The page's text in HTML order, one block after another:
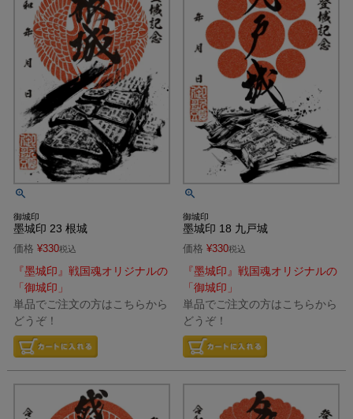
御城印
墨城印 23 根城
価格 ¥330税込
『墨城印』戦国魂オリジナルの
「御城印」
単品でご注文の方はこちらから
どうぞ！
御城印
墨城印 18 九戸城
価格 ¥330税込
『墨城印』戦国魂オリジナルの
「御城印」
単品でご注文の方はこちらから
どうぞ！